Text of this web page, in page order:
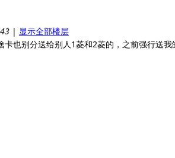
| 显示全部楼层
卡也别分送给别人1菱和2菱的，之前强行送